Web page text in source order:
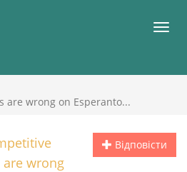
are wrong on Esperanto...
Відповісти
are wrong